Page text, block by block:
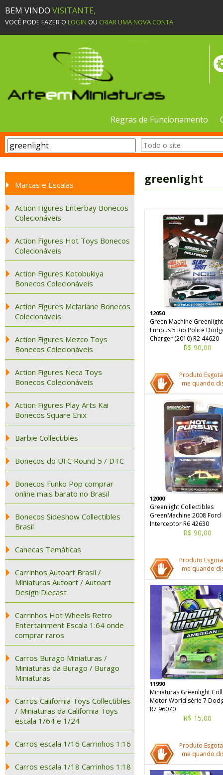
BEM VINDO VISITANTE,
VOCÊ PODE FAZER O LOGIN OU CRIAR UMA NOVA CONTA
Regras de Funcionamento
Marcas e Escalas
Action Figures Enterbay Bonecos
Colecionáveis
Action Figures Hot Toys Bonecos
Colecionáveis
Action Figures Kotobukiya
Bonecos Colecionáveis
Action Figures Mcfarlane Bonecos
Colecionáveis
Action Figures Mezco Toys
Bonecos Colecionáveis
Action Figures Neca Toys
Bonecos Colecionáveis
Action Figures Play Arts Kai
Bonecos Square Enix
Barbie Collectibles
Bonecos do UFC Round 5 / DTC
Bonecos Funko Pop comprar
online mais barato no Brasil
Bonecos Sideshow Collectibles
Brasil
Canecas Temáticas
Carrinhos Autoart Brasil /
Miniaturas Autoart / Autoart
Design Diecast
Carrinhos Hot Wheels Retro
Entertainment Escala 1:64 onde
comprar raros
Carros Burago Miniaturas /
Miniaturas da Burago / Burago
Miniaturas
Carros California Toys Collectibles
/ Miniaturas da California Toys
escala 1/64 e 1/24
Carros escala 1/16 Carrinhos 1:16
Carros escala 1/18 Carrinhos 1:18
greenlight
12050
Green Machine
Furious 5 Rio Police
Charger (2010) R2 44620
R$ 90,00
Produto
me quando
12000
Greenlight Collectibles
GreenMachine 2008 Ford
Interceptor R6 42630
R$ 90,00
Produto
me quando
11990
Miniaturas Greenlight
Motor World série 7
R7 96070
R$ 15,00
Produto
me quando